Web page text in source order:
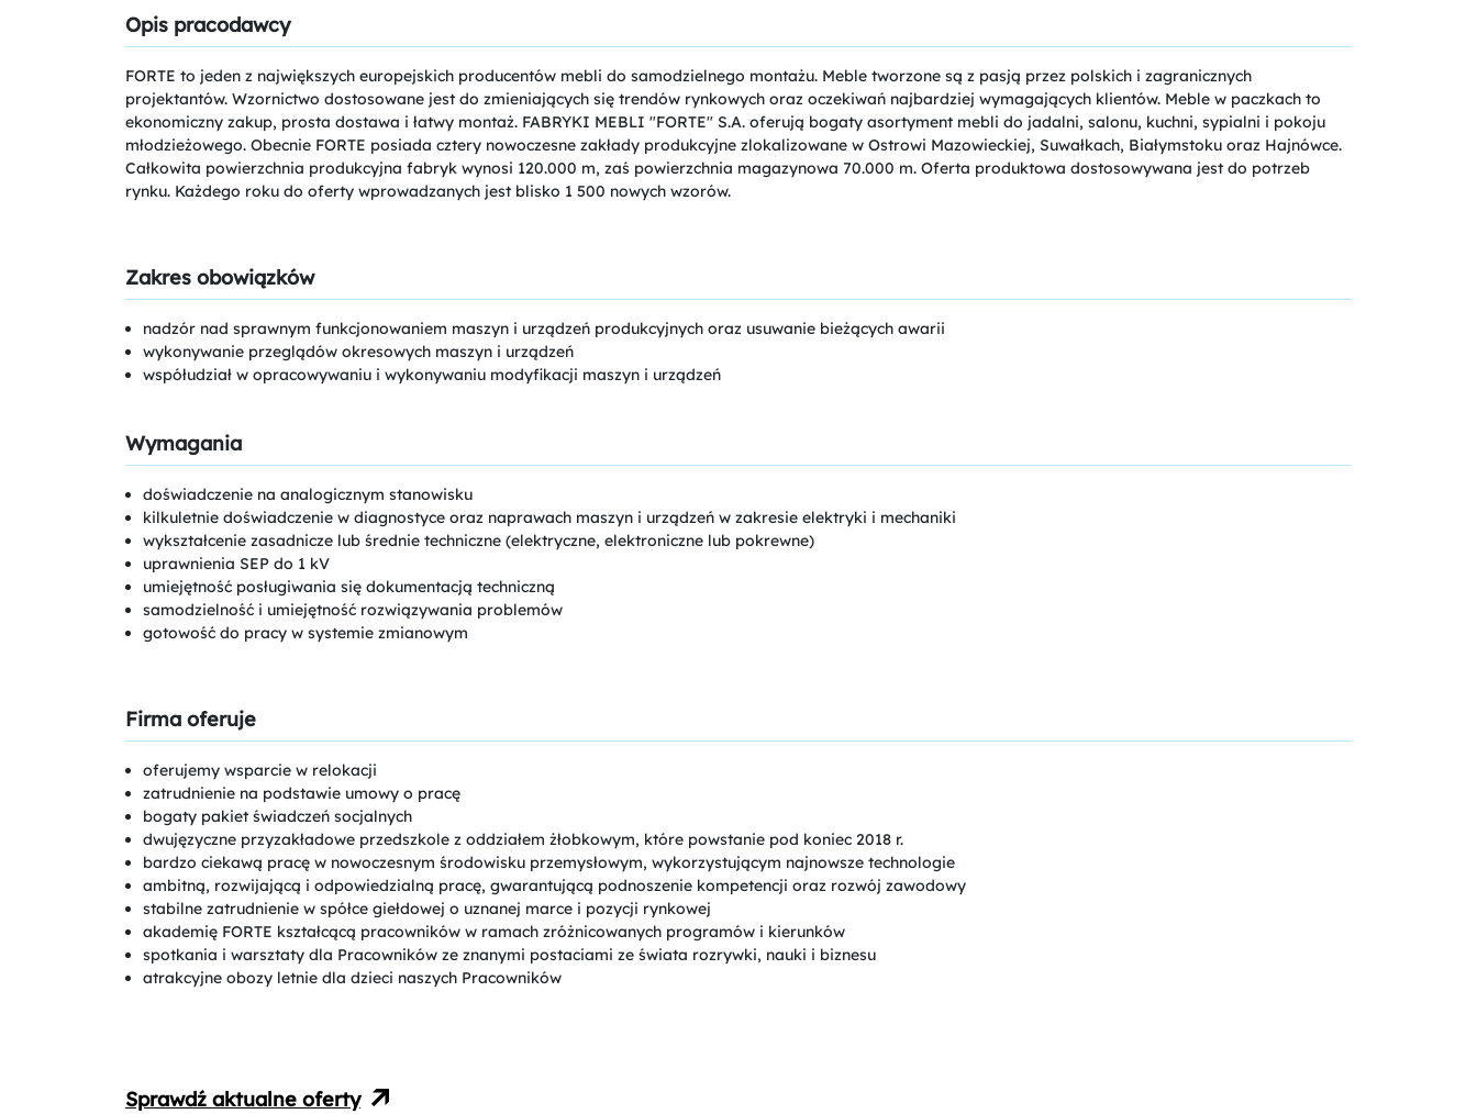
Opis pracodawcy
FORTE to jeden z największych europejskich producentów mebli do samodzielnego montażu. Meble tworzone są z pasją przez polskich i zagranicznych
projektantów. Wzornictwo dostosowane jest do zmieniających się trendów rynkowych oraz oczekiwań najbardziej wymagających klientów. Meble w paczkach to
ekonomiczny zakup, prosta dostawa i łatwy montaż. FABRYKI MEBLI "FORTE" S.A. oferują bogaty asortyment mebli do jadalni, salonu, kuchni, sypialni i pokoju
młodzieżowego. Obecnie FORTE posiada cztery nowoczesne zakłady produkcyjne zlokalizowane w Ostrowi Mazowieckiej, Suwałkach, Białymstoku oraz Hajnówce.
Całkowita powierzchnia produkcyjna fabryk wynosi 120.000 m, zaś powierzchnia magazynowa 70.000 m. Oferta produktowa dostosowywana jest do potrzeb
rynku. Każdego roku do oferty wprowadzanych jest blisko 1 500 nowych wzorów.
Zakres obowiązków
nadzór nad sprawnym funkcjonowaniem maszyn i urządzeń produkcyjnych oraz usuwanie bieżących awarii
wykonywanie przeglądów okresowych maszyn i urządzeń
współudział w opracowywaniu i wykonywaniu modyfikacji maszyn i urządzeń
Wymagania
doświadczenie na analogicznym stanowisku
kilkuletnie doświadczenie w diagnostyce oraz naprawach maszyn i urządzeń w zakresie elektryki i mechaniki
wykształcenie zasadnicze lub średnie techniczne (elektryczne, elektroniczne lub pokrewne)
uprawnienia SEP do 1 kV
umiejętność posługiwania się dokumentacją techniczną
samodzielność i umiejętność rozwiązywania problemów
gotowość do pracy w systemie zmianowym
Firma oferuje
oferujemy wsparcie w relokacji
zatrudnienie na podstawie umowy o pracę
bogaty pakiet świadczeń socjalnych
dwujęzyczne przyzakładowe przedszkole z oddziałem żłobkowym, które powstanie pod koniec 2018 r.
bardzo ciekawą pracę w nowoczesnym środowisku przemysłowym, wykorzystującym najnowsze technologie
ambitną, rozwijającą i odpowiedzialną pracę, gwarantującą podnoszenie kompetencji oraz rozwój zawodowy
stabilne zatrudnienie w spółce giełdowej o uznanej marce i pozycji rynkowej
akademię FORTE kształcącą pracowników w ramach zróżnicowanych programów i kierunków
spotkania i warsztaty dla Pracowników ze znanymi postaciami ze świata rozrywki, nauki i biznesu
atrakcyjne obozy letnie dla dzieci naszych Pracowników
Sprawdź aktualne oferty